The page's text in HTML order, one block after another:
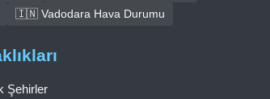
🇮🇳 Vadodara Hava Durumu
Şehirler